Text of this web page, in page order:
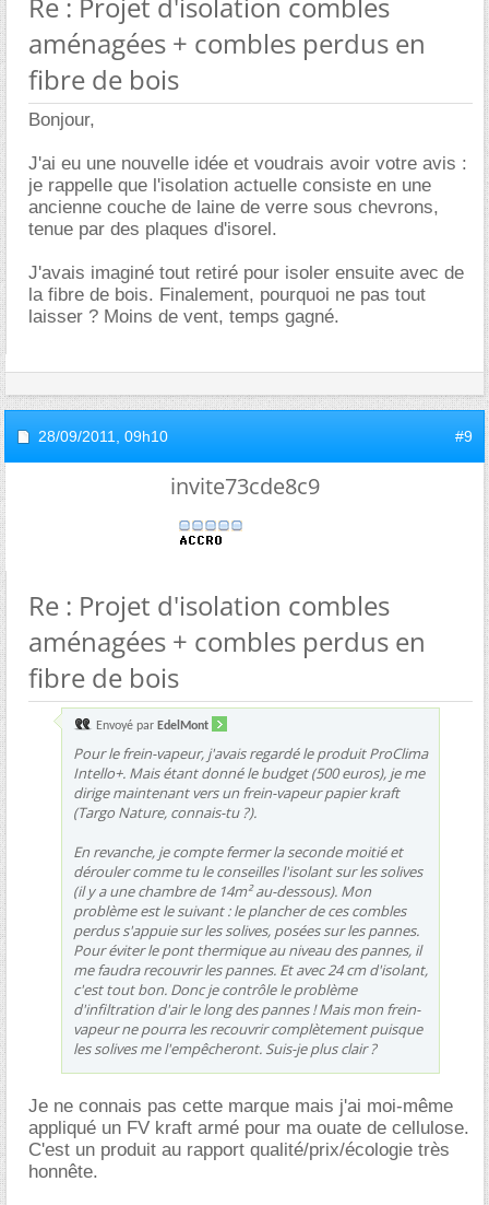
aménagées + combles perdus en
fibre de bois
Bonjour,
J'ai eu une nouvelle idée et voudrais avoir votre avis :
je rappelle que l'isolation actuelle consiste en une
ancienne couche de laine de verre sous chevrons,
tenue par des plaques d'isorel.
J'avais imaginé tout retiré pour isoler ensuite avec de
la fibre de bois. Finalement, pourquoi ne pas tout
laisser ? Moins de vent, temps gagné.
28/09/2011, 09h10 #9
invite73cde8c9
Re : Projet d'isolation combles
aménagées + combles perdus en
fibre de bois
Envoyé par EdelMont
Pour le frein-vapeur, j'avais regardé le produit ProClima
Intello+. Mais étant donné le budget (500 euros), je me
dirige maintenant vers un frein-vapeur papier kraft
(Targo Nature, connais-tu ?).
En revanche, je compte fermer la seconde moitié et
dérouler comme tu le conseilles l'isolant sur les solives
(il y a une chambre de 14m² au-dessous). Mon
problème est le suivant : le plancher de ces combles
perdus s'appuie sur les solives, posées sur les pannes.
Pour éviter le pont thermique au niveau des pannes, il
me faudra recouvrir les pannes. Et avec 24 cm d'isolant,
c'est tout bon. Donc je contrôle le problème
d'infiltration d'air le long des pannes ! Mais mon frein-
vapeur ne pourra les recouvrir complètement puisque
les solives me l'empêcheront. Suis-je plus clair ?
Je ne connais pas cette marque mais j'ai moi-même
appliqué un FV kraft armé pour ma ouate de cellulose.
C'est un produit au rapport qualité/prix/écologie très
honnête.